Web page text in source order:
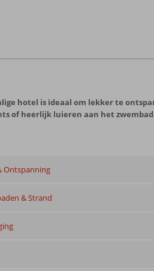
hotel is ideaal om lekker te
of heerlijk luieren aan het
Ontspanning
& Strand